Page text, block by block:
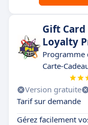
Gift Card
Loyalty
Programme
Carte-
Version gratuite
Tarif sur demande
Gérez facilement